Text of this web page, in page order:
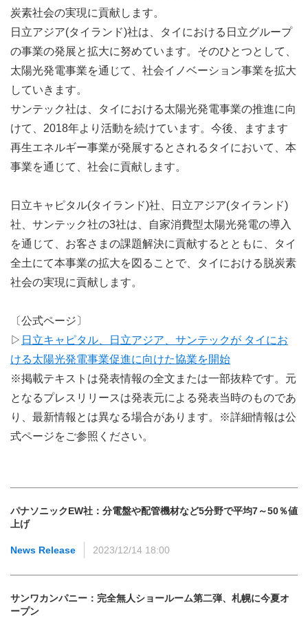
炭素社会の実現に貢献します。
日立アジア(タイランド)社は、タイにおける日立グループ
の事業の発展と拡大に努めています。そのひとつとして、
太陽光発電事業を通じて、社会イノベーション事業を拡大
していきます。
サンテック社は、タイにおける太陽光発電事業の推進に向
けて、2018年より活動を続けています。今後、ますます
再生エネルギー事業が発展するとされるタイにおいて、本
事業を通じて、社会に貢献します。
日立キャピタル(タイランド)社、日立アジア(タイランド)
社、サンテック社の3社は、自家消費型太陽光発電の導入
を通じて、お客さまの課題解決に貢献するとともに、タイ
全土にて本事業の拡大を図ることで、タイにおける脱炭素
社会の実現に貢献します。
〔公式ページ〕
▷ 日立キャピタル、日立アジア、サンテックが タイにお
ける太陽光発電事業促進に向けた協業を開始
※掲載テキストは発表情報の全文または一部抜粋です。元
となるプレスリリースは発表元による発表当時のものであ
り、最新情報とは異なる場合があります。※詳細情報は公
式ページをご参照ください。
パナソニックEW社：分電盤や配管機材など5分野で平均7～50％値
上げ
News Release 2023/12/14 18:00
サンワカンパニー：完全無人ショールーム第二弾、札幌に今夏オ
ープン